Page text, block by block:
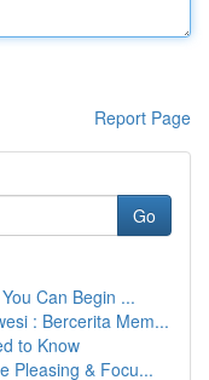
Report Page
Go
Can Begin ...
: Bercerita Mem...
to Know
Pleasing & Focu...